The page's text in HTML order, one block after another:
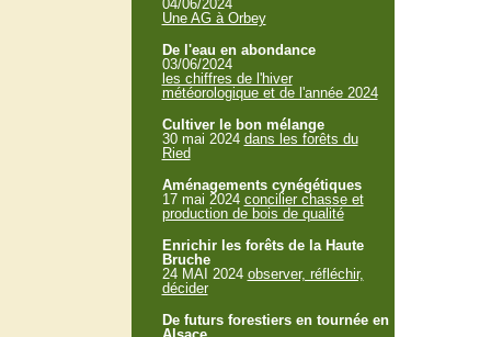
04/06/2024
Une AG à Orbey
De l'eau en abondance
03/06/2024
les chiffres de l'hiver
météorologique et de l'année 2024
Cultiver le bon mélange
30 mai 2024 dans les forêts du
Ried
Aménagements cynégétiques
17 mai 2024 concilier chasse et
production de bois de qualité
Enrichir les forêts de la Haute
Bruche
24 MAI 2024 observer, réfléchir,
décider
De futurs forestiers en tournée en